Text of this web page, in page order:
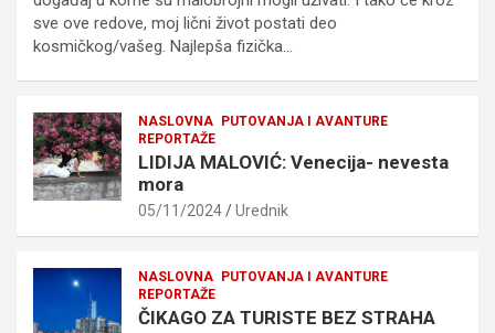
sve ove redove, moj lični život postati deo
kosmičkog/vašeg. Najlepša fizička…
NASLOVNA
PUTOVANJA I AVANTURE
REPORTAŽE
LIDIJA MALOVIĆ: Venecija- nevesta
mora
05/11/2024 Urednik
NASLOVNA
PUTOVANJA I AVANTURE
REPORTAŽE
ČIKAGO ZA TURISTE BEZ STRAHA